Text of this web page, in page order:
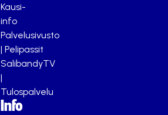
Kausi-
info
Palvelusivusto
| Pelipassit
SalibandyTV
|
Tulospalvelu
Info